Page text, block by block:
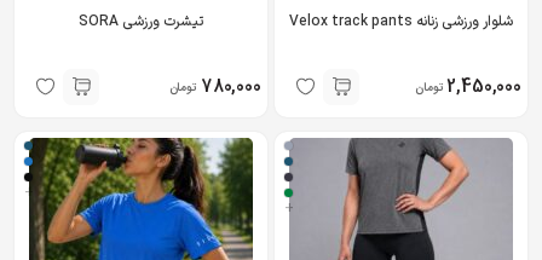
شلوار ورزشی زنانه Velox track pants
2,450,000 تومان
تیشرت ورزشی SORA
780,000 تومان
+
+